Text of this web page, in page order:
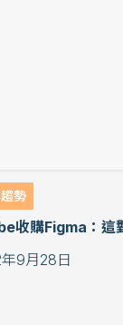
勢
收購Figma：這
9月28日